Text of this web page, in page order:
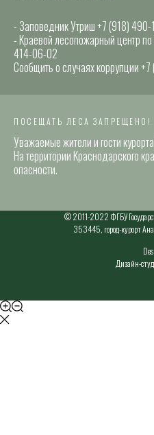
- Заповедник Утриш +7 (918) 490-
- Краевой лесопожарный центр
414-06-02
Сообщить о случаях коррупции
ПОСЕЩАТЬ ЛЕСА ЗАПРЕЩЕНО!
Уважаемые жители и гости
На территории Краснодарского
опасности.
© 2011-2022 ФГБУ
353445, город-курорт
Дизайн-